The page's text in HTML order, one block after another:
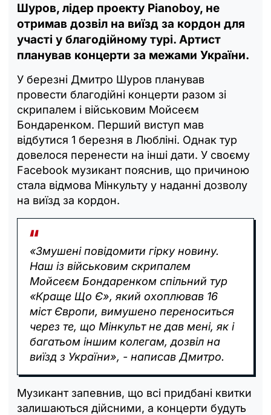
Шуров, лідер проекту Pianoboy, не
отримав дозвіл на виїзд за кордон для
участі у благодійному турі. Артист
планував концерти за межами України.
У березні Дмитро Шуров планував
провести благодійні концерти разом зі
скрипалем і військовим Мойсеєм
Бондаренком. Перший виступ мав
відбутися 1 березня в Любліні. Однак тур
довелося перенести на інші дати. У своєму
Facebook музикант пояснив, що причиною
стала відмова Мінкульту у наданні дозволу
на виїзд за кордон.
«Змушені повідомити гірку новину.
Наш із військовим скрипалем
Мойсеєм Бондаренком спільний тур
«Краще Що Є», який охоплював 16
міст Європи, вимушено переноситься
через те, що Мінкульт не дав мені, як і
багатьом іншим колегам, дозвіл на
виїзд з України», - написав Дмитро.
Музикант запевнив, що всі придбані квитки
залишаються дійсними, а концерти будуть